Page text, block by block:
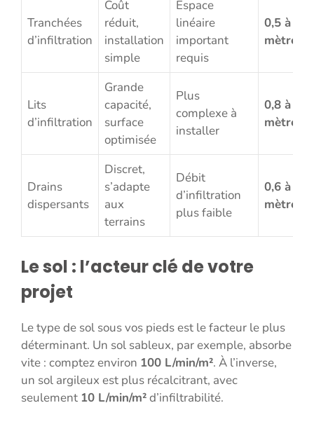
Tranchées
d’infiltration
Coût
réduit,
installation
simple
Espace
linéaire
important
requis
0,5 à 1,5
mètres
Lits
d’infiltration
Grande
capacité,
surface
optimisée
Plus
complexe à
installer
0,8 à 2
mètres
Drains
dispersants
Discret,
s’adapte
aux
terrains
Débit
d’infiltration
plus faible
0,6 à 1
mètre
Le sol : l’acteur clé de votre
projet
Le type de sol sous vos pieds est le facteur le plus
déterminant. Un sol sableux, par exemple, absorbe
vite : comptez environ 100 L/min/m². À l’inverse,
un sol argileux est plus récalcitrant, avec
seulement 10 L/min/m²d’infiltrabilité.